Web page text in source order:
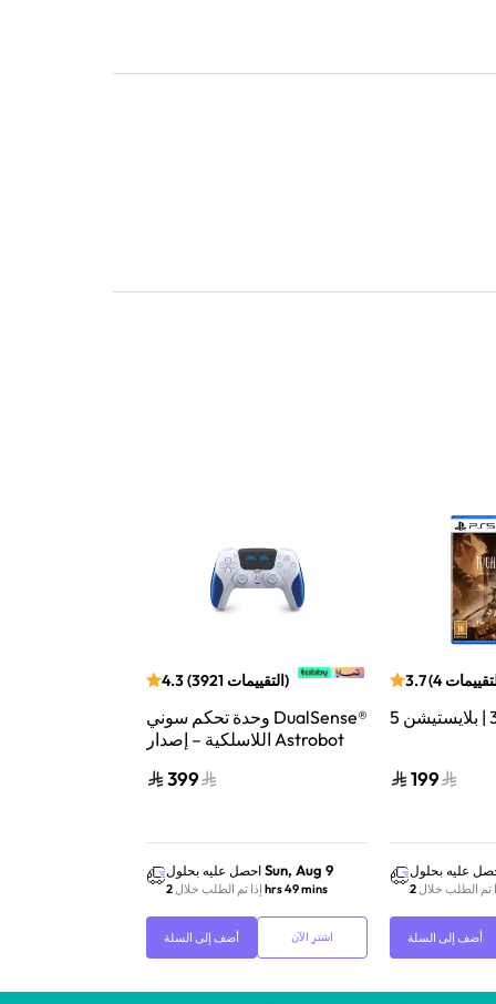
4.3(3921 التقييمات)
وحدة تحكم سوني DualSense®
اللاسلكية – إصدار Astrobot
399
احصل عليه بحلول Sun, Aug 9
إذا تم الطلب خلال 2 hrs 49 mins
أضف إلى السلة اشترِ الآن
3.7(4
199
عليه بحلول
تم الطلب خلال
أضف إلى السلة